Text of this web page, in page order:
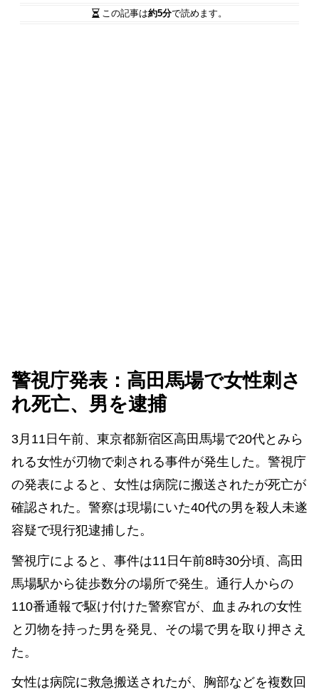
この記事は約5分で読めます。
警視庁発表：高田馬場で女性刺さ
れ死亡、男を逮捕
3月11日午前、東京都新宿区高田馬場で20代とみら
れる女性が刃物で刺される事件が発生した。警視庁
の発表によると、女性は病院に搬送されたが死亡が
確認された。警察は現場にいた40代の男を殺人未遂
容疑で現行犯逮捕した。
警視庁によると、事件は11日午前8時30分頃、高田
馬場駅から徒歩数分の場所で発生。通行人からの
110番通報で駆け付けた警察官が、血まみれの女性
と刃物を持った男を発見、その場で男を取り押さえ
た。
女性は病院に救急搬送されたが、胸部などを複数回